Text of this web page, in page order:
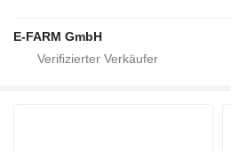
E-FARM GmbH